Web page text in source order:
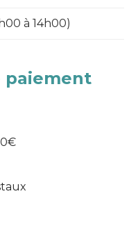
à 14h00)
paiement